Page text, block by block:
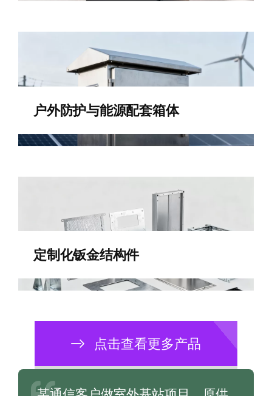
户外防护与能源配套箱体
定制化钣金结构件
点击查看更多产品